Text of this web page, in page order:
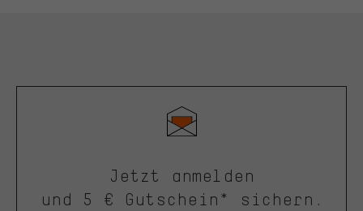
Jetzt anmelden
und 5 € Gutschein* sichern.